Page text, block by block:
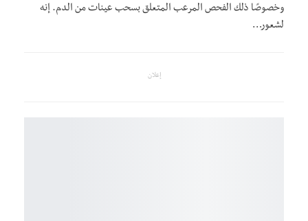
وخصوصًا ذلك الفحص المرعب المتعلق بسحب عينات من الدم. إنه
لشعور…
إعلان